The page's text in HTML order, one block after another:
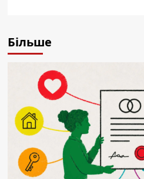
Більше